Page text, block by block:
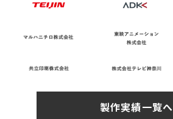
製作実績一覧へ